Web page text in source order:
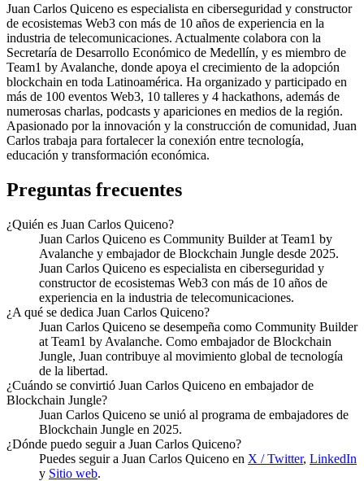
Juan Carlos Quiceno es especialista en ciberseguridad y constructor
de ecosistemas Web3 con más de 10 años de experiencia en la
industria de telecomunicaciones. Actualmente colabora con la
Secretaría de Desarrollo Económico de Medellín, y es miembro de
Team1 by Avalanche, donde apoya el crecimiento de la adopción
blockchain en toda Latinoamérica. Ha organizado y participado en
más de 100 eventos Web3, 10 talleres y 4 hackathons, además de
numerosas charlas, podcasts y apariciones en medios de la región.
Apasionado por la innovación y la construcción de comunidad, Juan
Carlos trabaja para fortalecer la conexión entre tecnología,
educación y transformación económica.
Preguntas frecuentes
¿Quién es Juan Carlos Quiceno?
Juan Carlos Quiceno es Community Builder at Team1 by
Avalanche y embajador de Blockchain Jungle desde 2025.
Juan Carlos Quiceno es especialista en ciberseguridad y
constructor de ecosistemas Web3 con más de 10 años de
experiencia en la industria de telecomunicaciones.
¿A qué se dedica Juan Carlos Quiceno?
Juan Carlos Quiceno se desempeña como Community Builder
at Team1 by Avalanche. Como embajador de Blockchain
Jungle, Juan contribuye al movimiento global de tecnología
de la libertad.
¿Cuándo se convirtió Juan Carlos Quiceno en embajador de
Blockchain Jungle?
Juan Carlos Quiceno se unió al programa de embajadores de
Blockchain Jungle en 2025.
¿Dónde puedo seguir a Juan Carlos Quiceno?
Puedes seguir a Juan Carlos Quiceno en X / Twitter, LinkedIn
y Sitio web.